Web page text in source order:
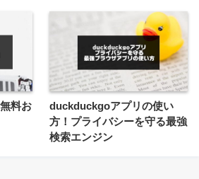
料お
duckduckgoアプリの使い
方！プライバシーを守る最強
検索エンジン